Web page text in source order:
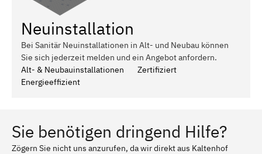
Neuinstallation
Bei Sanitär Neuinstallationen in Alt- und Neubau können
Sie sich jederzeit melden und ein Angebot anfordern.
Alt- & Neubauinstallationen
Zertifiziert
Energieeffizient
Sie benötigen dringend Hilfe?
Zögern Sie nicht uns anzurufen, da wir direkt aus Kaltenhof